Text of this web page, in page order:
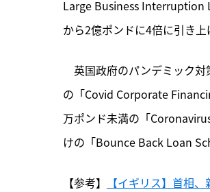
Large Business Interruption
から2億ポンドに4倍に引き上
英国政府のパンデミック対
の「Covid Corporate
万ポンド未満の「
けの「Bounce Back Loan
【参考】
【イギリス】首相